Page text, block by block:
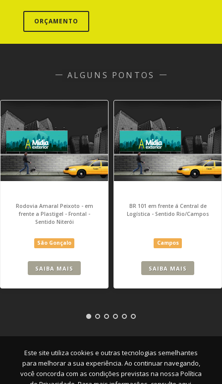
Este site utiliza cookies e outras tecnologias semelhantes
para melhorar a sua experiência. Ao continuar navegando,
você concorda com as condições previstas na nossa Política
ORÇAMENTO
ALGUNS PONTOS
Rodovia Amaral Peixoto - em
frente a Plastigel - Frontal -
Sentido Niterói
São Gonçalo
SAIBA MAIS
BR 101 em frente á Central de
Logística - Sentido Rio/Campos
Campos
SAIBA MAIS
Empresa|Serviços|Pontos|Contato